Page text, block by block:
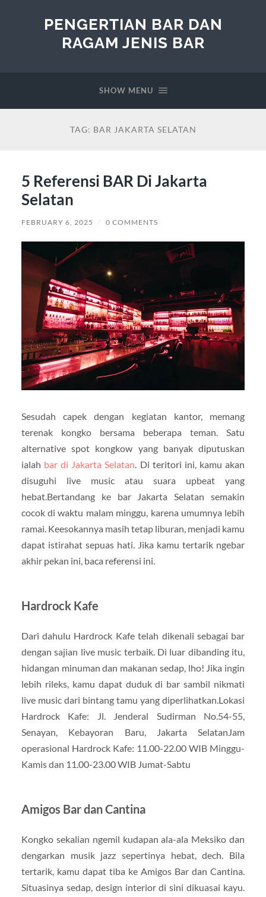
PENGERTIAN BAR DAN
RAGAM JENIS BAR
SHOW MENU
TAG: BAR JAKARTA SELATAN
5 Referensi BAR Di Jakarta
Selatan
FEBRUARY 6, 2025 / 0 COMMENTS
Sesudah capek dengan kegiatan kantor, memang
terenak kongko bersama beberapa teman. Satu
alternative spot kongkow yang banyak diputuskan
ialah bar di Jakarta Selatan. Di teritori ini, kamu akan
disuguhi live music atau suara upbeat yang
hebat.Bertandang ke bar Jakarta Selatan semakin
cocok di waktu malam minggu, karena umumnya lebih
ramai. Keesokannya masih tetap liburan, menjadi kamu
dapat istirahat sepuas hati. Jika kamu tertarik ngebar
akhir pekan ini, baca referensi ini.
Hardrock Kafe
Dari dahulu Hardrock Kafe telah dikenali sebagai bar
dengan sajian live music terbaik. Di luar dibanding itu,
hidangan minuman dan makanan sedap, lho! Jika ingin
lebih rileks, kamu dapat duduk di bar sambil nikmati
live music dari bintang tamu yang diperlihatkan.Lokasi
Hardrock Kafe: Jl. Jenderal Sudirman No.54-55,
Senayan, Kebayoran Baru, Jakarta SelatanJam
operasional Hardrock Kafe: 11.00-22.00 WIB Minggu-
Kamis dan 11.00-23.00 WIB Jumat-Sabtu
Amigos Bar dan Cantina
Kongko sekalian ngemil kudapan ala-ala Meksiko dan
dengarkan musik jazz sepertinya hebat, dech. Bila
tertarik, kamu dapat tiba ke Amigos Bar dan Cantina.
Situasinya sedap, design interior di sini dikuasai kayu.